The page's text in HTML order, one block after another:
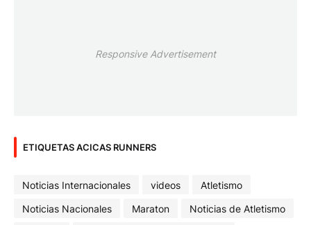
Responsive Advertisement
ETIQUETAS ACICAS RUNNERS
Noticias Internacionales videos
Atletismo
Noticias Nacionales
Maraton
Noticias de Atletismo